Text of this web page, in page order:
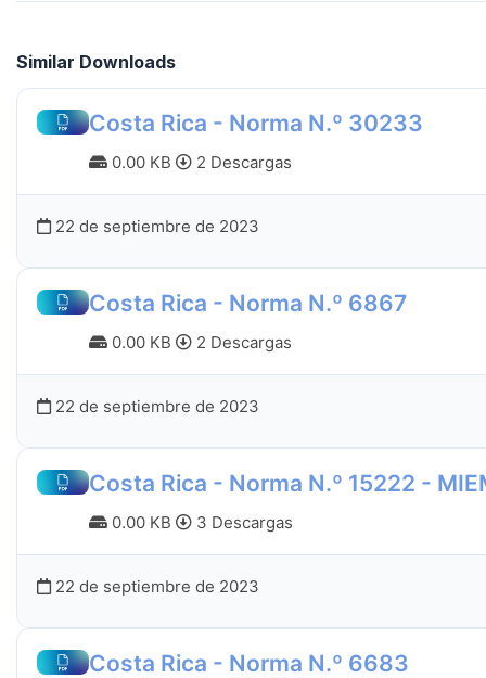
Similar Downloads
Costa Rica - Norma N.º 30233
0.00 KB 2 Descargas
22 de septiembre de 2023
Costa Rica - Norma N.º 6867
0.00 KB 2 Descargas
22 de septiembre de 2023
Costa Rica - Norma N.º 15222 -
0.00 KB 3 Descargas
22 de septiembre de 2023
Costa Rica - Norma N.º 6683